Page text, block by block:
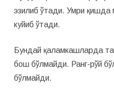
эзилиб ўтади. Умри қишда
куйиб ўтади.
Бундай қаламкашларда
бош бўлмайди. Ранг-рўй
бўлмайди.